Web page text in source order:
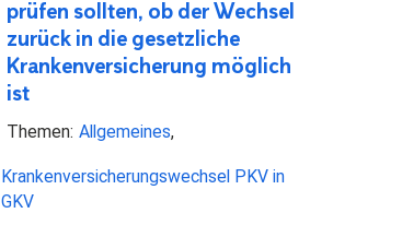
prüfen sollten, ob der Wechsel
zurück in die gesetzliche
Krankenversicherung möglich
ist
Themen: Allgemeines
Krankenversicherungswechsel PKV in
GKV